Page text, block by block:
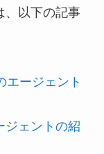
、以下の記事
エージェント
ジェントの紹